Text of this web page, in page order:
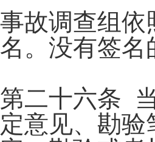
事故调查组依
名。没有签
第二十六条
定意见、勘